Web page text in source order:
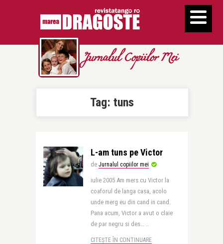
Jurnalul Copiilor Mei
Tag: tuns
L-am tuns pe Victor
de Jurnalul copiilor mei
iulie 2005 Am mers cu Victor la
coaforul de langa casa, acolo
unde merg eu din cand in cand.
Pana acum, Victor a avut o claie
de par negru si des… ..
CITEȘTE ÎN CONTINUARE